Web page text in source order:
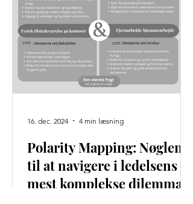
Polarity Mapping: Nøglen
til at navigere i ledelsens
mest komplekse dilemmaer
16. dec. 2024 4 min læsning